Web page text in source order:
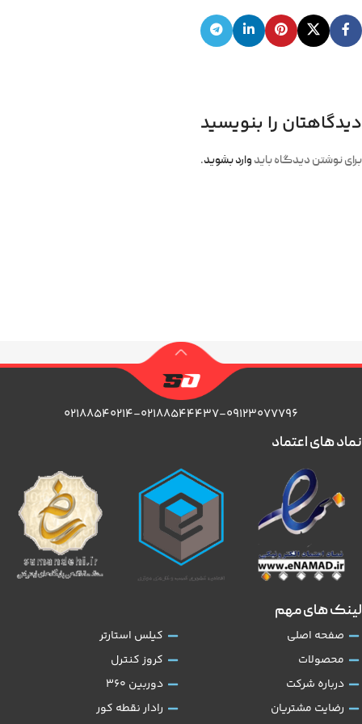
دیدگاهتان را بنویسید
برای نوشتن دیدگاه باید وارد بشوید.
۰۲۱۸۸۵۴۰۲۱۴-۰۲۱۸۸۵۴۴۴۳۷-۰۹۱۲۳۰۷۷۷۹۶
لینک های مهم
صفحه اصلی
محصولات
درباره شرکت
رضایت مشتریان
کیلس استارتر
کروز کنترل
دوربین 360
رادار نقطه کور
نماد های اعتماد